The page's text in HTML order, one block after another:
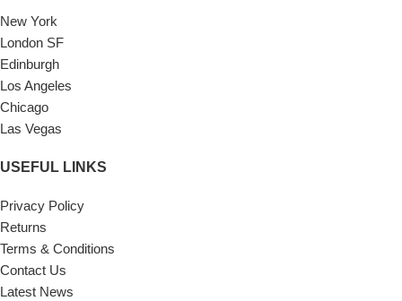
New York
London SF
Edinburgh
Los Angeles
Chicago
Las Vegas
USEFUL LINKS
Privacy Policy
Returns
Terms & Conditions
Contact Us
Latest News